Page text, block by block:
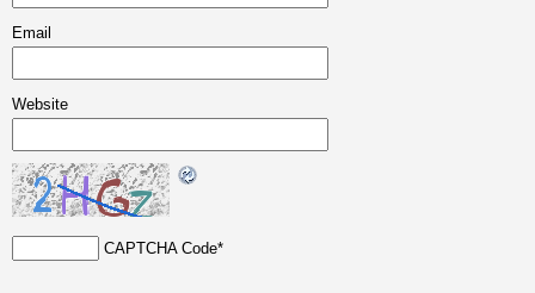
Email
Website
CAPTCHA Code*